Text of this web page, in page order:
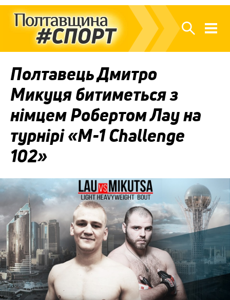
Полтавець Дмитро
Микуця битиметься з
німцем Робертом Лау на
турнірі «М-1 Challenge
102»